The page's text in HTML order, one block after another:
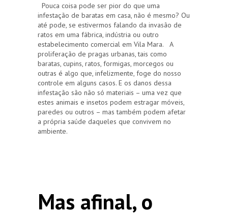
Pouca coisa pode ser pior do que uma
infestação de baratas em casa, não é mesmo? Ou
até pode, se estivermos falando da invasão de
ratos em uma fábrica, indústria ou outro
estabelecimento comercial em Vila Mara. A
proliferação de pragas urbanas, tais como
baratas, cupins, ratos, formigas, morcegos ou
outras é algo que, infelizmente, foge do nosso
controle em alguns casos. E os danos dessa
infestação são não só materiais – uma vez que
estes animais e insetos podem estragar móveis,
paredes ou outros – mas também podem afetar
a própria saúde daqueles que convivem no
ambiente.
Mas afinal, o